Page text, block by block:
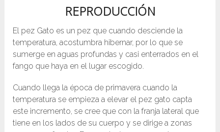
REPRODUCCIÓN
El pez Gato es un pez que cuando desciende la
temperatura, acostumbra hibernar, por lo que se
sumerge en aguas profundas y casi enterrados en el
fango que haya en el lugar escogido.
Cuando llega la época de primavera cuando la
temperatura se empieza a elevar el pez gato capta
este incremento, se cree que con la franja lateral que
tiene en los lados de su cuerpo y se dirige a zonas